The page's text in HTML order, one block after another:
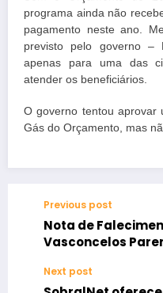
programa ainda não
pagamento neste ano.
previsto pelo governo –
apenas para uma das
atender os beneficiários.
O governo tentou aprovar
Gás do Orçamento, mas
Previous post
Nota de
Vasconcelos
Next post